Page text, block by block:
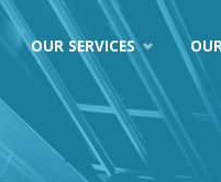
OUR SERVICES